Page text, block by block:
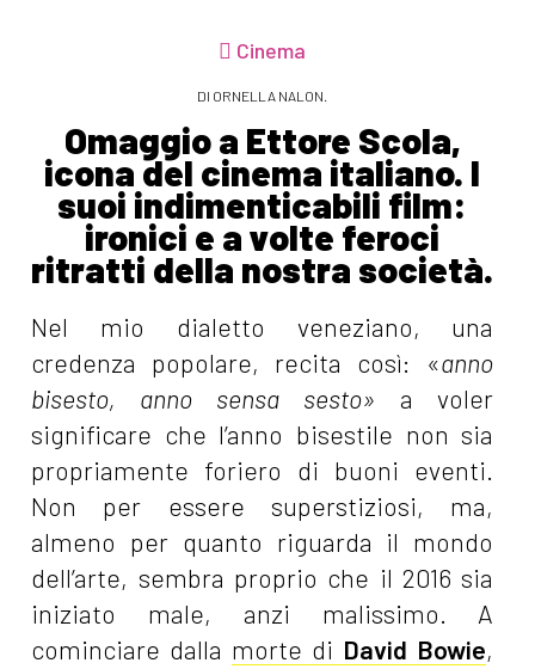
Cinema
DI ORNELLA NALON.
Omaggio a Ettore Scola,
icona del cinema italiano. I
suoi indimenticabili film:
ironici e a volte feroci
ritratti della nostra società.
Nel mio dialetto veneziano, una
credenza popolare, recita così: «anno
bisesto, anno sensa sesto» a voler
significare che l’anno bisestile non sia
propriamente foriero di buoni eventi.
Non per essere superstiziosi, ma,
almeno per quanto riguarda il mondo
dell’arte, sembra proprio che il 2016 sia
iniziato male, anzi malissimo. A
cominciare dalla morte di David Bowie,